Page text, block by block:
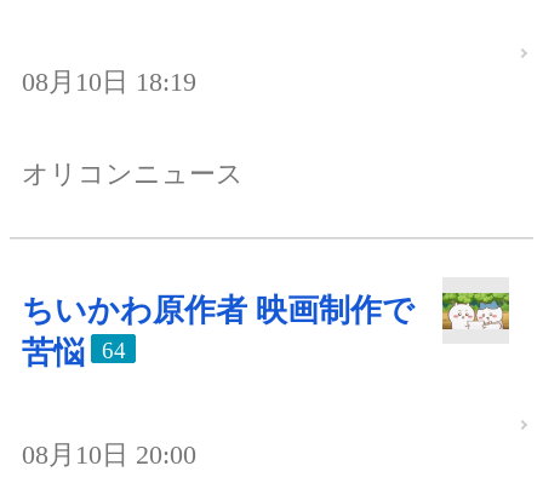
08月10日 18:19
オリコンニュース
ちいかわ原作者 映画制作で
苦悩
64
08月10日 20:00